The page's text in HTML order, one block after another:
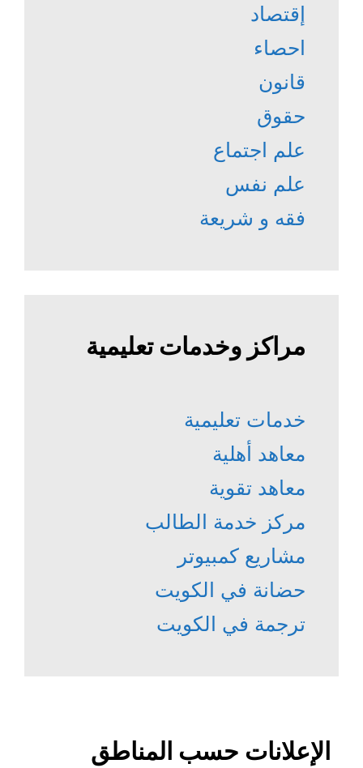
إقتصاد
احصاء
قانون
حقوق
علم اجتماع
علم نفس
فقه و شريعة
مراكز وخدمات تعليمية
خدمات تعليمية
معاهد أهلية
معاهد تقوية
مركز خدمة الطالب
مشاريع كمبيوتر
حضانة في الكويت
ترجمة في الكويت
الإعلانات حسب المناطق